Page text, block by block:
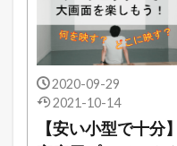
2020-09-29
2021-10-14
【安い小型で十分】